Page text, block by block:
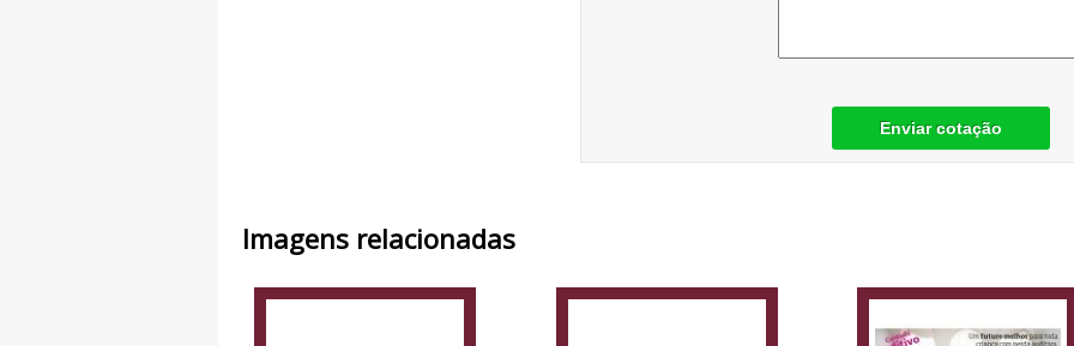
Enviar cotação
Imagens relacionadas